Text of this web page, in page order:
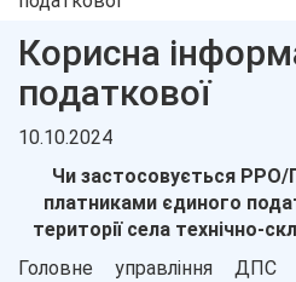
Корисна
податкової
10.10.2024
Чи застосовується
платниками єдиного
території села технічно-
Головне управління ДПС